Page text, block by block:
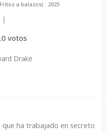
a balazos) 2025
|
votos
Drake
ha trabajado en secreto